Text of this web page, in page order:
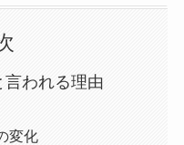
われる理由
変化